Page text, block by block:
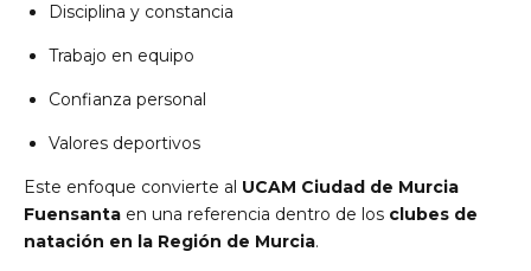
Disciplina y constancia
Trabajo en equipo
Confianza personal
Valores deportivos
Este enfoque convierte al UCAM Ciudad de Murcia
Fuensanta en una referencia dentro de los clubes de
natación en la Región de Murcia.